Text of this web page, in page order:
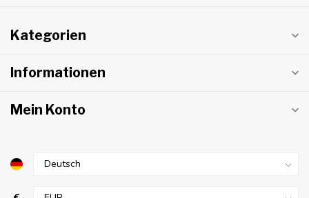
Kategorien
Informationen
Mein Konto